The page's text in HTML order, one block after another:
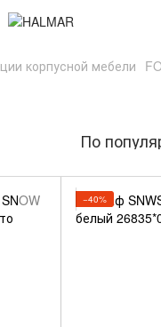
корпусной мебели
По
−40%